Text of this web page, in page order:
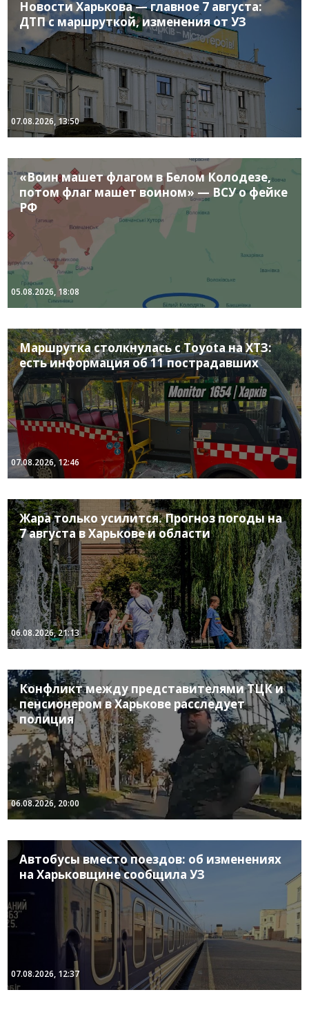
Новости Харькова — главное 7 августа:
ДТП с маршруткой, изменения от УЗ
07.08.2026, 13:50
«Воин машет флагом в Белом Колодезе,
потом флаг машет воином» — ВСУ о фейке
РФ
05.08.2026, 18:08
Маршрутка столкнулась с Toyota на ХТЗ:
есть информация об 11 пострадавших
07.08.2026, 12:46
Жара только усилится. Прогноз погоды на
7 августа в Харькове и области
06.08.2026, 21:13
Конфликт между представителями ТЦК и
пенсионером в Харькове расследует
полиция
06.08.2026, 20:00
Автобусы вместо поездов: об изменениях
на Харьковщине сообщила УЗ
07.08.2026, 12:37